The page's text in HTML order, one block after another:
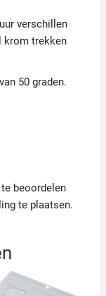
verschillen
krom trekken
50 graden.
te beoordelen
te plaatsen.